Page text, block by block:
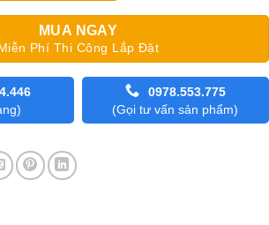
MUA NGAY
Phí Thi Công Lắp Đặt
0978.553.775
(Gọi tư vấn sản phẩm)